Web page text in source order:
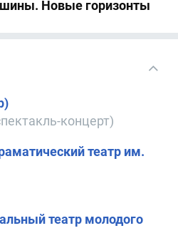
Новые горизонты
концерт)
театр им.
театр молодого